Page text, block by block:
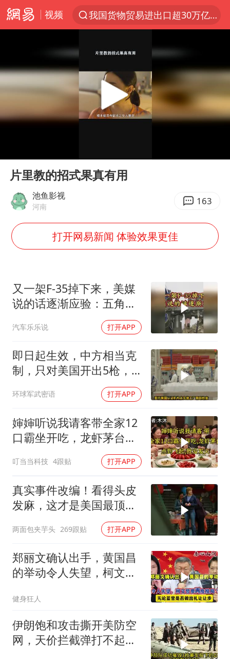
视频
我国货物贸易进出口超30万亿元
台风白海豚加强
官方通报教师招聘笔试前13名被淘汰
国防部回应日本试射“战斧”导弹
广东雷州通报特教老师招聘违规事件
国防部：坚决反制任何闹海挑衅图谋
四川宜宾市高县发生4.9级地震
“新疆阿勒泰八月能滑雪”不实
江苏发布台风蓝色预警
向鹏0-3不敌张本智和
今日立秋你咬秋了吗
东方之约 相约未来
Play
片里教的招式果真有用
池鱼影视
河南 163
打开网易新闻 体验效果更佳
又一架F-35掉下来，美媒
说的话逐渐应验：五角大
汽车乐乐说 打开APP
即日起生效，中方相当克
制，只对美国开出5枪，
环球军武密语 打开APP
婶婶听说我请客带全家12
口霸坐开吃，龙虾茅台点
叮当当科技 4跟贴 打开APP
真实事件改编！看得头皮
发麻，这才是美国最顶级
两面包夹芋头 269跟贴 打开APP
郑丽文确认出手，黄国昌
的举动令人失望，柯文哲
健身狂人
伊朗饱和攻击撕开美防空
网，天价拦截弹打不起，